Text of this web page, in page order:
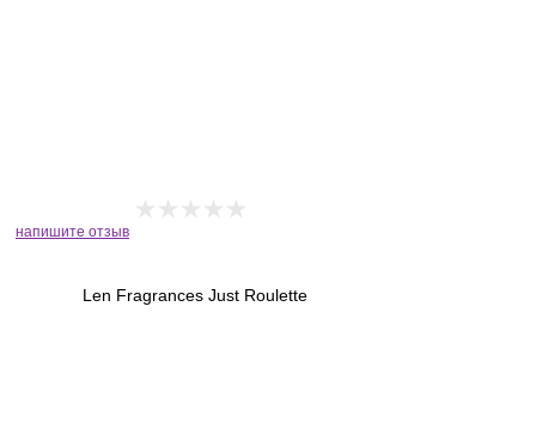
напишите отзыв
Len Fragrances Just Roulette